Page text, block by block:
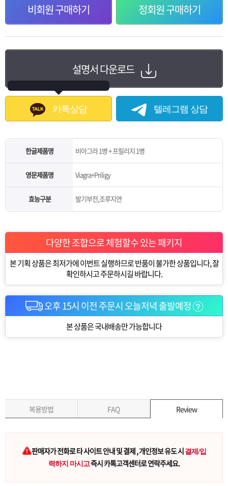
비회원 구매하기 정회원 구매하기
설명서 다운로드
카톡상담 텔레그램 상담
한글제품명 비아그라 1병 + 프릴리지 1병
영문제품명 Viagra+Priligy
효능구분 발기부전,조루지연
다양한 조합으로 체험할수 있는 패키지
본 기획 상품은 최저가에 이번트 실행하므로 반품이 불가한 상품입니다, 잘
확인하시고 주문하시길 바랍니다.
오후 15시 이전 주문시 오늘저녁 출발예정
본 상품은 국내배송만 가능합니다
복용방법 FAQ Review
판매자가 전화로 타 사이트 안내 및 결제 , 개인정보 유도 시 결제/입
력하지 마시고즉시 카톡고객센터로 연락주세요.